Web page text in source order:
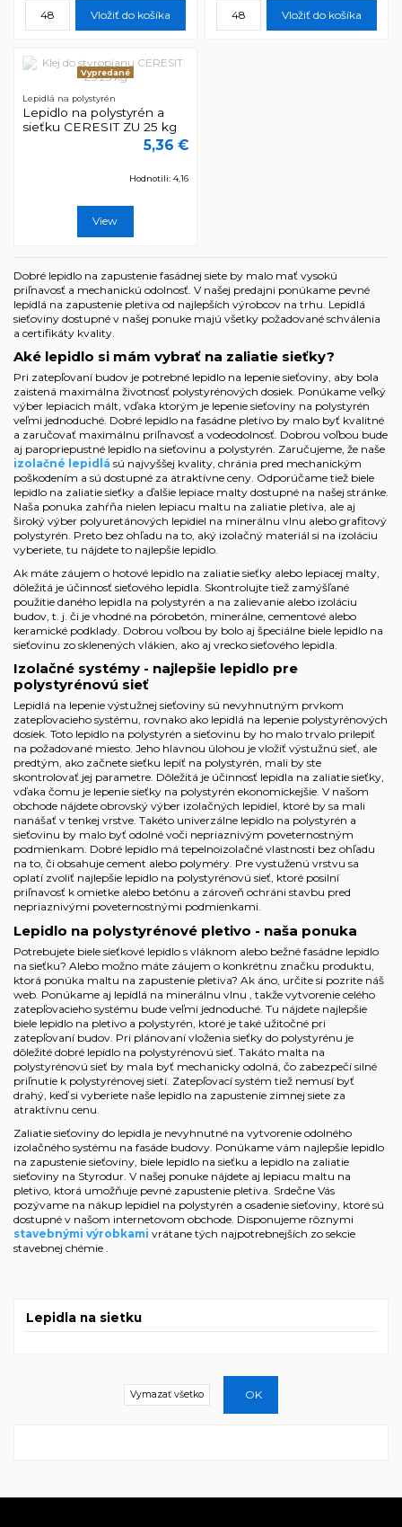
Vložiť do košíka Vložiť do košíka
Vypredané
Lepidlá na polystyrén
Lepidlo na polystyrén a
sieťku CERESIT ZU 25 kg
5,36 €
Hodnotili: 4,16
View
Dobré lepidlo na zapustenie fasádnej siete by malo mať vysokú
priľnavosť a mechanickú odolnosť. V našej predajni ponúkame pevné
lepidlá na zapustenie pletiva od najlepších výrobcov na trhu. Lepidlá
sieťoviny dostupné v našej ponuke majú všetky požadované schválenia
a certifikáty kvality.
Aké lepidlo si mám vybrať na zaliatie sieťky?
Pri zatepľovaní budov je potrebné lepidlo na lepenie sieťoviny, aby bola
zaistená maximálna životnosť polystyrénových dosiek. Ponúkame veľký
výber lepiacich mált, vďaka ktorým je lepenie sieťoviny na polystyrén
veľmi jednoduché. Dobré lepidlo na fasádne pletivo by malo byť kvalitné
a zaručovať maximálnu priľnavosť a vodeodolnosť. Dobrou voľbou bude
aj paropriepustné lepidlo na sieťovinu a polystyrén. Zaručujeme, že naše
izolačné lepidlá sú najvyššej kvality, chránia pred mechanickým
poškodením a sú dostupné za atraktívne ceny. Odporúčame tiež biele
lepidlo na zaliatie sieťky a ďalšie lepiace malty dostupné na našej stránke.
Naša ponuka zahŕňa nielen lepiacu maltu na zaliatie pletiva, ale aj
široký výber polyuretánových lepidiel na minerálnu vlnu alebo grafitový
polystyrén. Preto bez ohľadu na to, aký izolačný materiál si na izoláciu
vyberiete, tu nájdete to najlepšie lepidlo.
Ak máte záujem o hotové lepidlo na zaliatie sieťky alebo lepiacej malty,
dôležitá je účinnosť sieťového lepidla. Skontrolujte tiež zamýšľané
použitie daného lepidla na polystyrén a na zalievanie alebo izoláciu
budov, t. j. či je vhodné na pórobetón, minerálne, cementové alebo
keramické podklady. Dobrou voľbou by bolo aj špeciálne biele lepidlo na
sieťovinu zo sklenených vlákien, ako aj vrecko sieťového lepidla.
Izolačné systémy - najlepšie lepidlo pre
polystyrénovú sieť
Lepidlá na lepenie výstužnej sieťoviny sú nevyhnutným prvkom
zatepľovacieho systému, rovnako ako lepidlá na lepenie polystyrénových
dosiek. Toto lepidlo na polystyrén a sieťovinu by ho malo trvalo prilepiť
na požadované miesto. Jeho hlavnou úlohou je vložiť výstužnú sieť, ale
predtým, ako začnete sieťku lepiť na polystyrén, mali by ste
skontrolovať jej parametre. Dôležitá je účinnosť lepidla na zaliatie sieťky,
vďaka čomu je lepenie sieťky na polystyrén ekonomickejšie. V našom
obchode nájdete obrovský výber izolačných lepidiel, ktoré by sa mali
nanášať v tenkej vrstve. Takéto univerzálne lepidlo na polystyrén a
sieťovinu by malo byť odolné voči nepriaznivým poveternostným
podmienkam. Dobré lepidlo má tepelnoizolačné vlastnosti bez ohľadu
na to, či obsahuje cement alebo polyméry. Pre vystuženú vrstvu sa
oplatí zvoliť najlepšie lepidlo na polystyrénovú sieť, ktoré posilní
priľnavosť k omietke alebo betónu a zároveň ochráni stavbu pred
nepriaznivými poveternostnými podmienkami.
Lepidlo na polystyrénové pletivo - naša ponuka
Potrebujete biele sieťkové lepidlo s vláknom alebo bežné fasádne lepidlo
na sieťku? Alebo možno máte záujem o konkrétnu značku produktu,
ktorá ponúka maltu na zapustenie pletiva? Ak áno, určite si pozrite náš
web. Ponúkame aj lepidlá na minerálnu vlnu , takže vytvorenie celého
zatepľovacieho systému bude veľmi jednoduché. Tu nájdete najlepšie
biele lepidlo na pletivo a polystyrén, ktoré je také užitočné pri
zatepľovaní budov. Pri plánovaní vloženia sieťky do polystyrénu je
dôležité dobré lepidlo na polystyrénovú sieť. Takáto malta na
polystyrénovú sieť by mala byť mechanicky odolná, čo zabezpečí silné
priľnutie k polystyrénovej sieti. Zatepľovací systém tiež nemusí byť
drahý, keď si vyberiete naše lepidlo na zapustenie zimnej siete za
atraktívnu cenu.
Zaliatie sieťoviny do lepidla je nevyhnutné na vytvorenie odolného
izolačného systému na fasáde budovy. Ponúkame vám najlepšie lepidlo
na zapustenie sieťoviny, biele lepidlo na sieťku a lepidlo na zaliatie
sieťoviny na Styrodur. V našej ponuke nájdete aj lepiacu maltu na
pletivo, ktorá umožňuje pevné zapustenie pletiva. Srdečne Vás
pozývame na nákup lepidiel na polystyrén a osadenie sieťoviny, ktoré sú
dostupné v našom internetovom obchode. Disponujeme rôznymi
stavebnými výrobkami vrátane tých najpotrebnejších zo sekcie
stavebnej chémie
Lepidla na sietku
Vymazať všetko OK